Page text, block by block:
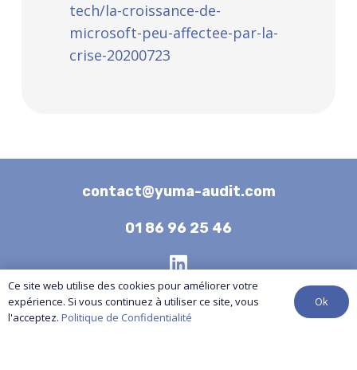
tech/la-croissance-de-
microsoft-peu-affectee-par-la-
crise-20200723
01 86 96 25 46
contact@yuma-audit.com
Nos services
Ce site web utilise des cookies pour améliorer votre
expérience. Si vous continuez à utiliser ce site, vous
l'acceptez. Politique de Confidentialité
Ok